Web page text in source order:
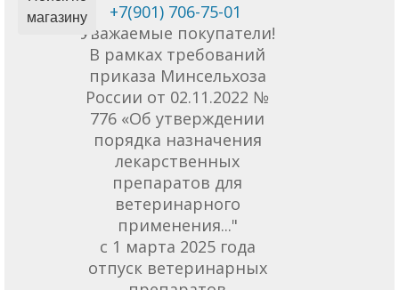
магазину
+7(901) 706-75-01
Уважаемые покупатели!
В рамках требований
приказа Минсельхоза
России от 02.11.2022 №
776 «Об утверждении
порядка назначения
лекарственных
препаратов для
ветеринарного
применения..."
с 1 марта 2025 года
отпуск ветеринарных